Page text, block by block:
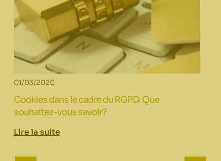
01/03/2020
Cookies dans le cadre du RGPD. Que
souhaitez-vous savoir?
Lire la suite